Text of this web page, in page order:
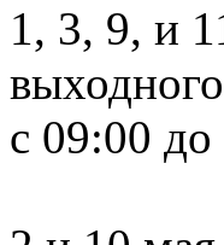
1, 3, 9, и
с 09:00